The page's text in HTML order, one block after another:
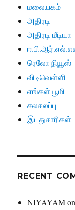
மலையகம்
அதிரடி
அதிரடி மீடியா
ரெலோ நியூஸ்
விடிவெள்ளி
எங்கள் பூமி
சலசலப்பு
இடதுசாரிகள்
RECENT
NIYAYAM